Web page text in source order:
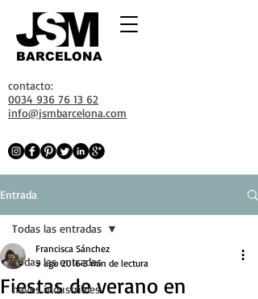
BARCELONA
contacto:
0034 936 76 13 62
info@jsmbarcelona.com
Entrada
Todas las entradas
naves industriales
Todas las entradas
Fiestas de verano en
Francisca Sánchez
9 ago 2016 3 min de lectura